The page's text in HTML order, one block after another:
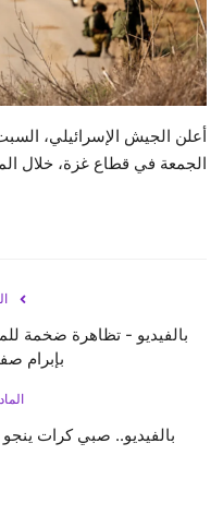
فيديو
حياة
الجمعة في قطاع غزة، خلال
بالفيديو - تظاهرة ضخمة
بإبرام
بالفيديو.. صبي كرات